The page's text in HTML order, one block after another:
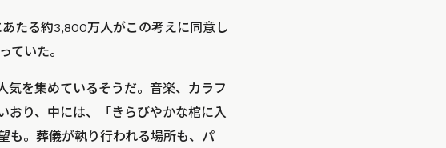
たる約3,800万人がこの考えに同意し
ていた。
気を集めているそうだ。音楽、カラフ
おり、中には、「きらびやかな棺に入
も。葬儀が執り行われる場所も、パ